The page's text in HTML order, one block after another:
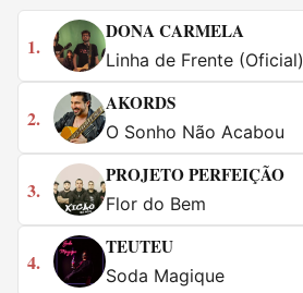
1.
DONA CARMELA
Linha de Frente (Oficial)
2.
AKORDS
O Sonho Não Acabou
3.
PROJETO PERFEIÇÃO
Flor do Bem
4.
TEUTEU
Soda Magique